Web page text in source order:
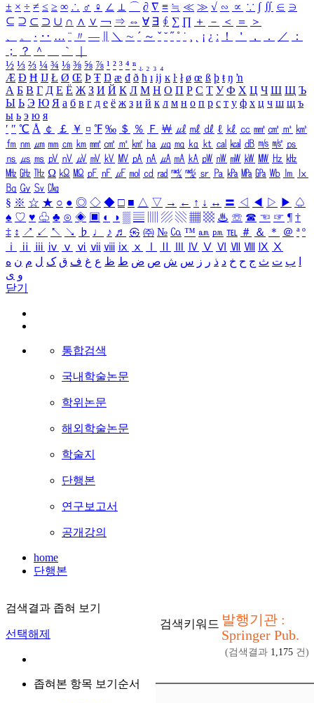
± × ÷ ≠ ≤ ≥ ∞ ∴ ♂ ♀ ∠ ⊥ ⌒ ∂ ∇ ≡ ≒ ≪ ≫ √ ∽ ∝ ∵ ∫ ∬ ∈ ∋
⊆ ⊇ ⊂ ⊃ ∪ ∩ ∧ ∨ ￢ ⇒ ⇔ ∀ ∃ ∮ ∑ ∏ ＋ － ＜ ＝
＞
、
。 · ‥ … ¨ 〃 ― ＼ ∼ ´ ～ ˇ ˘ ˝ ˚ ˙ ¸ ¡ ¿ ː ！ ＇ ， ． ／
：
；
？ ＾ ｀
½ ⅓ ⅔ ¼ ¾ ⅛ ⅜ ⅝ ⅞ ¹ ² ³ ⁴ ⁿ ₁ ₂ ₃ ₄
Æ Ð Ħ Ĳ Ł Ø Œ Þ Ŧ Ŋ æ đ ð ħ ı ĳ ĸ ŀ ł ø œ ß þ ŧ ŋ ŉ
А Б В Г Д Е Ё Ж З И Й К Л М Н О П Р С Т У Ф Х Ц Ч Ш Щ Ъ
Ы Ь Э Ю Я а б в г д е ё ж з и й к л м н о п р с т у ф х ц ч ш щ ъ
ы ь э ю я
′ ″ ℃ Å ￠ ￡ ￥ ¤ ℉ ‰ ＄ ％ Ｆ ￦ ㎕ ㎖ ㎗ ℓ ㎘ ㏄ ㎣ ㎤ ㎥ ㎦
㎙ ㎚ ㎛ ㎜ ㎝ ㎞ ㎟ ㎠ ㎡ ㎢ ㏊ ㎍ ㎎ ㎏ ㏏ ㎈ ㎉ ㏈ ㎧ ㎨ ㎰
㎱ ㎲ ㎳ ㎴ ㎵ ㎶ ㎷ ㎸ ㎹ ㎀ ㎁ ㎂ ㎃ ㎄ ㎺ ㎻ ㎽ ㎾ ㎿ ㎐ ㎑
㎒ ㎓ ㎔ Ω ㏀ ㏁ ㎊ ㎋ ㎌ ㏖ ㏅ ㎭ ㎮ ㎯ ㏛ ㎩ ㎪ ㎫ ㎬ ㏝ ㏐
㏓
㏃ ㏉ ㏜ ㏆
§ ※ ☆ ★ ○ ● ◎ ◇ ◆ □ ■ △ ▽ → ← ↑ ↓ ↔ 〓 ◁ ◀ ▷ ▶ ♤
♠ ♡ ♥ ♧ ♣ ⊙ ◈ ▣ ◐ ◑ ▒ ▤ ▨ ▧ ▦ ▩ ♨ ☏ ☎ ☜ ☞ ¶ †
‡ ↕ ↗ ↙ ↖ ↘ ♭ ♩ ♪ ♬ ㉿ ㈜ № ㏇ ™ ㏂ ㏘ ℡ ＃ ＆ ＊ ＠ ª º
ⅰ
ⅱ ⅲ ⅳ ⅴ ⅵ ⅶ ⅷ ⅸ ⅹ Ⅳ Ⅴ Ⅵ Ⅶ Ⅷ Ⅸ Ⅹ
ب ت ث ج ح خ د ذ ر ز س ش ص ض ط ظ ع غ ف ق ک ل م ن ه
و ی
닫기
통합검색
국내학술논문
학위논문
해외학술논문
학술지
단행본
연구보고서
공개강의
home
단행본
검색결과 좁혀 보기
선택해제
좁혀본 항목 보기순서
검색키워드 발행기관 :
Springer Pub.
(검색결과 1,175 건)